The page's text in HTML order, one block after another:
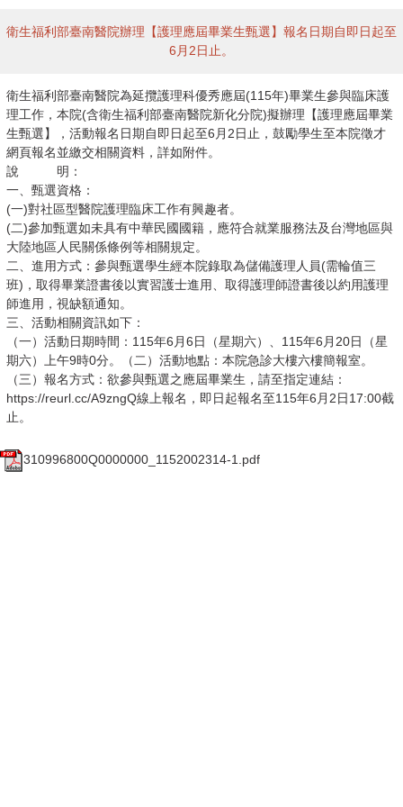
衛生福利部臺南醫院辦理【護理應屆畢業生甄選】報名日期自即日起至
6月2日止。
衛生福利部臺南醫院為延攬護理科優秀應屆(115年)畢業生參與臨床護
理工作，本院(含衛生福利部臺南醫院新化分院)擬辦理【護理應屆畢業
生甄選】，活動報名日期自即日起至6月2日止，鼓勵學生至本院徵才
網頁報名並繳交相關資料，詳如附件。
說 明：
一、甄選資格：
(一)對社區型醫院護理臨床工作有興趣者。
(二)參加甄選如未具有中華民國國籍，應符合就業服務法及台灣地區與
大陸地區人民關係條例等相關規定。
二、進用方式：參與甄選學生經本院錄取為儲備護理人員(需輪值三
班)，取得畢業證書後以實習護士進用、取得護理師證書後以約用護理
師進用，視缺額通知。
三、活動相關資訊如下：
（一）活動日期時間：115年6月6日（星期六）、115年6月20日（星
期六）上午9時0分。（二）活動地點：本院急診大樓六樓簡報室。
（三）報名方式：欲參與甄選之應屆畢業生，請至指定連結：
https://reurl.cc/A9zngQ線上報名，即日起報名至115年6月2日17:00截
止。
310996800Q0000000_1152002314-1.pdf